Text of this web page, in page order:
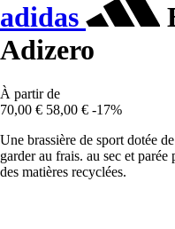
adidas
Adizero
À partir de
70,00 € 58,00 € -17%
Une brassière de sport dotée
garder au frais. au sec et
des matières recyclées.